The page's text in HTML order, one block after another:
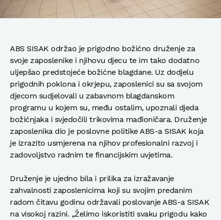
ABS SISAK održao je prigodno božićno druženje za
svoje zaposlenike i njihovu djecu te im tako dodatno
uljepšao predstojeće božićne blagdane. Uz dodjelu
prigodnih poklona i okrjepu, zaposlenici su sa svojom
djecom sudjelovali u zabavnom blagdanskom
programu u kojem su, među ostalim, upoznali djeda
božićnjaka i svjedočili trikovima mađioničara. Druženje
zaposlenika dio je poslovne politike ABS-a SISAK koja
je izrazito usmjerena na njihov profesionalni razvoj i
zadovoljstvo radnim te financijskim uvjetima.
Druženje je ujedno bila i prilika za izražavanje
zahvalnosti zaposlenicima koji su svojim predanim
radom čitavu godinu održavali poslovanje ABS-a SISAK
na visokoj razini. „Želimo iskoristiti svaku prigodu kako